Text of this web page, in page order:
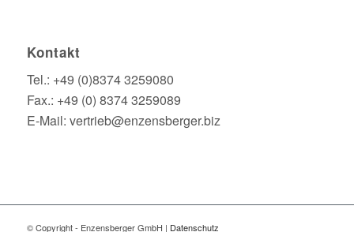
Kontakt
Tel.: +49 (0)8374 3259080
Fax.: +49 (0) 8374 3259089
E-Mail: vertrieb@enzensberger.biz
© Copyright - Enzensberger GmbH | Datenschutz